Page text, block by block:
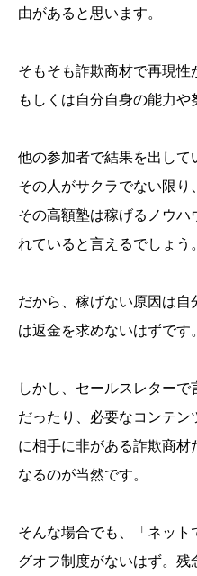
由があると思います。
そもそも詐欺商材で再現性
もしくは自分自身の能力や
他の参加者で結果を出して
その人がサクラでない限り、
その高額塾は稼げるノウハ
れていると言えるでしょう。
だから、稼げない原因は自
は返金を求めないはずです。
しかし、セールスレター
だったり、必要なコンテ
に相手に非がある詐欺商材
なるのが当然です。
そんな場合でも、「ネッ
グオフ制度がないはず。